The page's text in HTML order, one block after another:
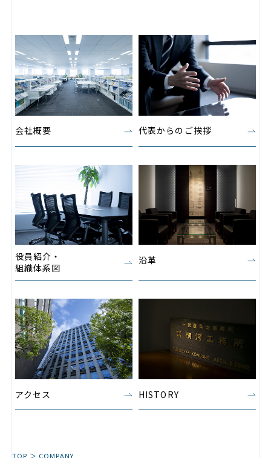
会社概要 代表からのご挨拶
役員紹介・
組織体系図
沿革
アクセス HISTORY
TOP COMPANY